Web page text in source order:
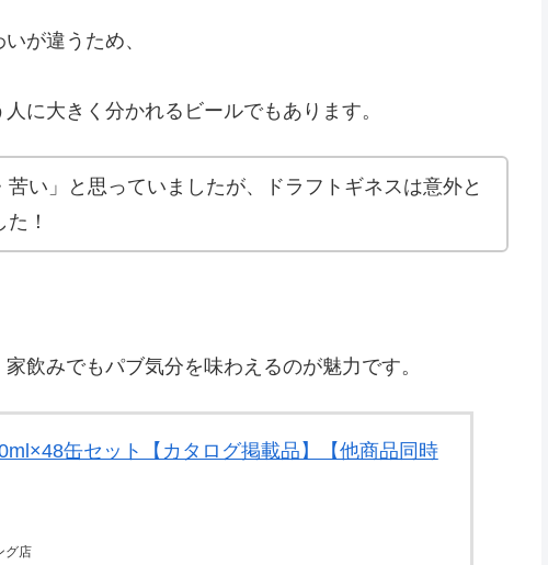
が違うため、
に大きく分かれるビールでもあります。
い」と思っていましたが、ドラフトギネスは意外と
！
飲みでもパブ気分を味わえるのが魅力です。
缶セット【カタログ掲載品】【他商品同時
グ店